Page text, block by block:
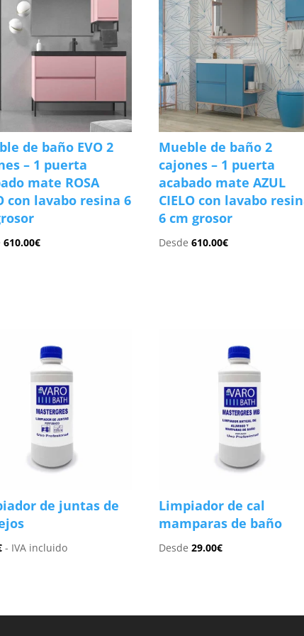
de baño EVO 2
– 1 puerta
mate ROSA
con lavabo resina 6
610.00€
Mueble de baño 2
cajones – 1 puerta
acabado mate AZUL
CIELO con lavabo
6 cm grosor
Desde610.00€
de juntas de
- IVA incluido
Limpiador de cal
mamparas de baño
Desde29.00€